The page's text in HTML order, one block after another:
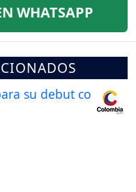
WHATSAPP